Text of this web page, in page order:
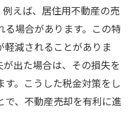
えば、居住用不動産の売
場合があります。この特
減されることがありま
出た場合は、その損失を
。こうした税金対策をし
で、不動産売却を有利に進